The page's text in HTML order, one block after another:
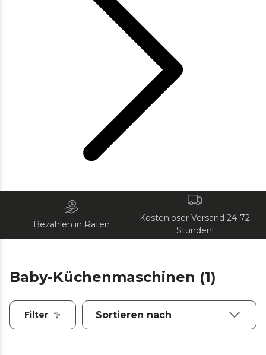
Bezahlen in Raten
Kostenloser Versand 24-72
Stunden!
Baby-Küchenmaschinen (1)
Filter